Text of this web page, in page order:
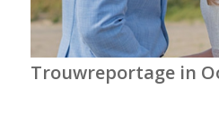
Trouwreportage in